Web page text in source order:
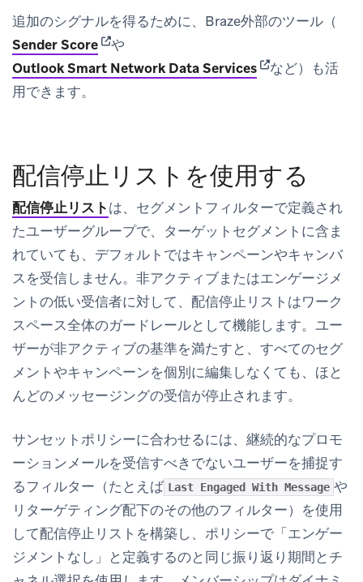
追加のシグナルを得るために、Braze外部のツール（
Sender Score(opens in new tab)
や
Outlook Smart Network Data Services(opens in new
など）も活
用できます。
配信停止リストを使用する
配信停止リストは、セグメントフィルターで定義され
たユーザーグループで、ターゲットセグメントに含ま
れていても、デフォルトではキャンペーンやキャンバ
スを受信しません。非アクティブまたはエンゲージメ
ントの低い受信者に対して、配信停止リストはワーク
スペース全体のガードレールとして機能します。ユー
ザーが非アクティブの基準を満たすと、すべてのセグ
メントやキャンペーンを個別に編集しなくても、ほと
んどのメッセージングの受信が停止されます。
サンセットポリシーに合わせるには、継続的なプロモ
ーションメールを受信すべきでないユーザーを捕捉す
るフィルター（たとえば Last Engaged With Message や
リターゲティング配下のその他のフィルター）を使用
して配信停止リストを構築し、ポリシーで「エンゲー
ジメントなし」と定義するのと同じ振り返り期間とチ